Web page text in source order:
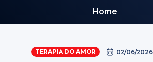
Home
TERAPIA DO AMOR 02/06/2026